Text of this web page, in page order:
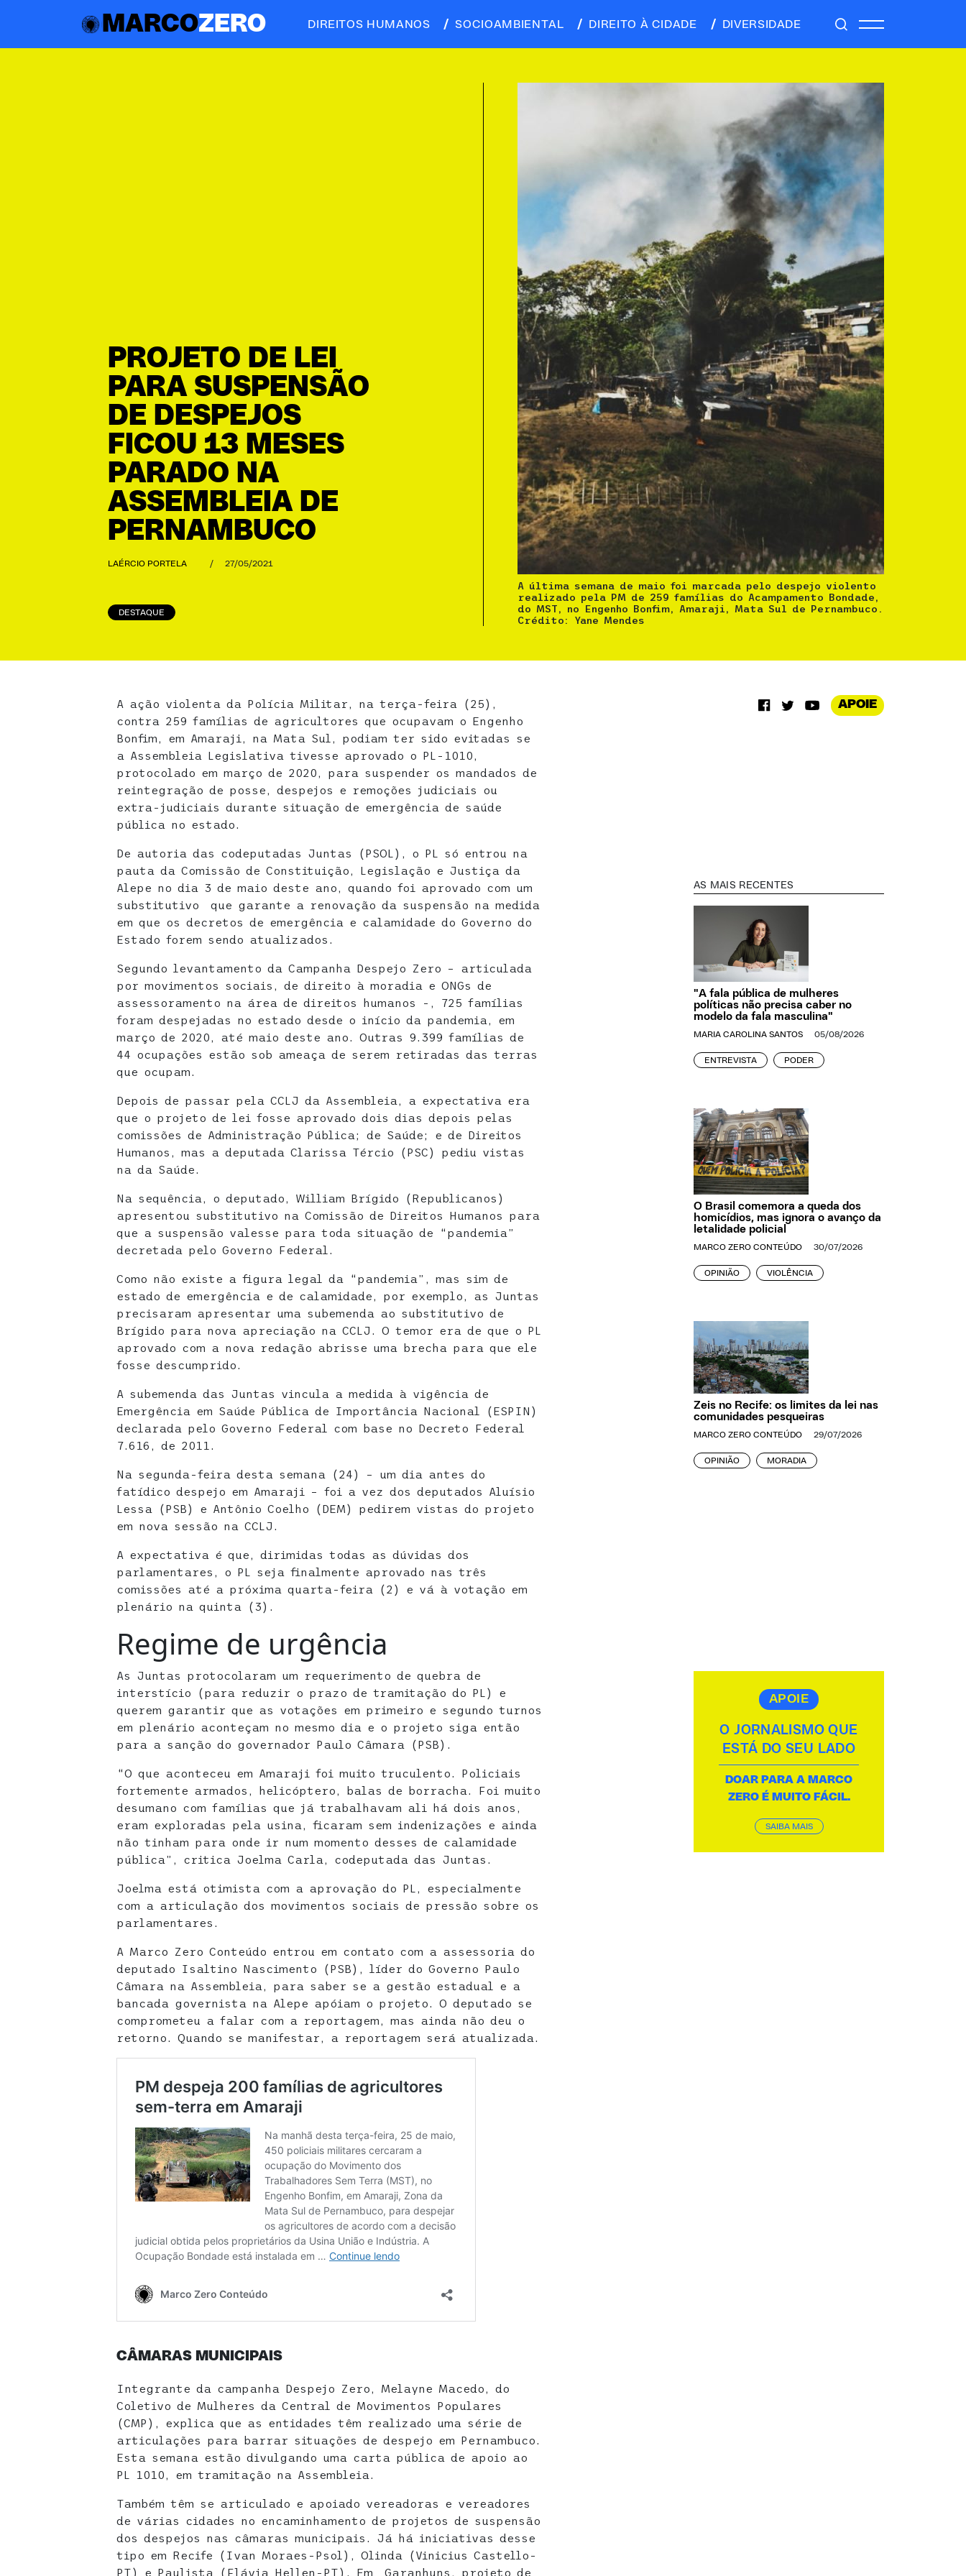
MARCOZERO DIREITOS HUMANOS SOCIOAMBIENTAL DIREITO À CIDADE DIVERSIDADE
PROJETO DE LEI
PARA SUSPENSÃO
DE DESPEJOS
FICOU 13 MESES
PARADO NA
ASSEMBLEIA DE
PERNAMBUCO
LAÉRCIO PORTELA / 27/05/2021
DESTAQUE
A última semana de maio foi marcada pelo despejo violento
realizado pela PM de 259 famílias do Acampamento Bondade,
do MST, no Engenho Bonfim, Amaraji, Mata Sul de Pernambuco.
Crédito: Yane Mendes
A ação violenta da Polícia Militar, na terça-feira (25),
contra 259 famílias de agricultores que ocupavam o Engenho
Bonfim, em Amaraji, na Mata Sul, podiam ter sido evitadas se
a Assembleia Legislativa tivesse aprovado o PL-1010,
protocolado em março de 2020, para suspender os mandados de
reintegração de posse, despejos e remoções judiciais ou
extra-judiciais durante situação de emergência de saúde
pública no estado.
De autoria das codeputadas Juntas (PSOL), o PL só entrou na
pauta da Comissão de Constituição, Legislação e Justiça da
Alepe no dia 3 de maio deste ano, quando foi aprovado com um
substitutivo que garante a renovação da suspensão na medida
em que os decretos de emergência e calamidade do Governo do
Estado forem sendo atualizados.
Segundo levantamento da Campanha Despejo Zero – articulada
por movimentos sociais, de direito à moradia e ONGs de
assessoramento na área de direitos humanos -, 725 famílias
foram despejadas no estado desde o início da pandemia, em
março de 2020, até maio deste ano. Outras 9.399 famílias de
44 ocupações estão sob ameaça de serem retiradas das terras
que ocupam.
Depois de passar pela CCLJ da Assembleia, a expectativa era
que o projeto de lei fosse aprovado dois dias depois pelas
comissões de Administração Pública; de Saúde; e de Direitos
Humanos, mas a deputada Clarissa Tércio (PSC) pediu vistas
na da Saúde.
Na sequência, o deputado, William Brígido (Republicanos)
apresentou substitutivo na Comissão de Direitos Humanos para
que a suspensão valesse para toda situação de “pandemia”
decretada pelo Governo Federal.
Como não existe a figura legal da “pandemia”, mas sim de
estado de emergência e de calamidade, por exemplo, as Juntas
precisaram apresentar uma subemenda ao substitutivo de
Brígido para nova apreciação na CCLJ. O temor era de que o PL
aprovado com a nova redação abrisse uma brecha para que ele
fosse descumprido.
A subemenda das Juntas vincula a medida à vigência de
Emergência em Saúde Pública de Importância Nacional (ESPIN)
declarada pelo Governo Federal com base no Decreto Federal
7.616, de 2011.
Na segunda-feira desta semana (24) – um dia antes do
fatídico despejo em Amaraji – foi a vez dos deputados Aluísio
Lessa (PSB) e Antônio Coelho (DEM) pedirem vistas do projeto
em nova sessão na CCLJ.
A expectativa é que, dirimidas todas as dúvidas dos
parlamentares, o PL seja finalmente aprovado nas três
comissões até a próxima quarta-feira (2) e vá à votação em
plenário na quinta (3).
Regime de urgência
As Juntas protocolaram um requerimento de quebra de
interstício (para reduzir o prazo de tramitação do PL) e
querem garantir que as votações em primeiro e segundo turnos
em plenário aconteçam no mesmo dia e o projeto siga então
para a sanção do governador Paulo Câmara (PSB).
“O que aconteceu em Amaraji foi muito truculento. Policiais
fortemente armados, helicóptero, balas de borracha. Foi muito
desumano com famílias que já trabalhavam ali há dois anos,
eram exploradas pela usina, ficaram sem indenizações e ainda
não tinham para onde ir num momento desses de calamidade
pública”, critica Joelma Carla, codeputada das Juntas.
Joelma está otimista com a aprovação do PL, especialmente
com a articulação dos movimentos sociais de pressão sobre os
parlamentares.
A Marco Zero Conteúdo entrou em contato com a assessoria do
deputado Isaltino Nascimento (PSB), líder do Governo Paulo
Câmara na Assembleia, para saber se a gestão estadual e a
bancada governista na Alepe apóiam o projeto. O deputado se
comprometeu a falar com a reportagem, mas ainda não deu o
retorno. Quando se manifestar, a reportagem será atualizada.
CÂMARAS MUNICIPAIS
Integrante da campanha Despejo Zero, Melayne Macedo, do
Coletivo de Mulheres da Central de Movimentos Populares
(CMP), explica que as entidades têm realizado uma série de
articulações para barrar situações de despejo em Pernambuco.
Esta semana estão divulgando uma carta pública de apoio ao
PL 1010, em tramitação na Assembleia.
Também têm se articulado e apoiado vereadoras e vereadores
de várias cidades no encaminhamento de projetos de suspensão
dos despejos nas câmaras municipais. Já há iniciativas desse
tipo em Recife (Ivan Moraes-Psol), Olinda (Vinicius Castello-
PT) e Paulista (Flávia Hellen-PT). Em Garanhuns, projeto de
APOIE
AS MAIS RECENTES
"A fala pública de mulheres
políticas não precisa caber no
modelo da fala masculina"
MARIA CAROLINA SANTOS 05/08/2026
ENTREVISTA PODER
O Brasil comemora a queda dos
homicídios, mas ignora o avanço da
letalidade policial
MARCO ZERO CONTEÚDO 30/07/2026
OPINIÃO VIOLÊNCIA
Zeis no Recife: os limites da lei nas
comunidades pesqueiras
MARCO ZERO CONTEÚDO 29/07/2026
OPINIÃO MORADIA
APOIE
O JORNALISMO QUE
ESTÁ DO SEU LADO
DOAR PARA A MARCO
ZERO É MUITO FÁCIL.
SAIBA MAIS